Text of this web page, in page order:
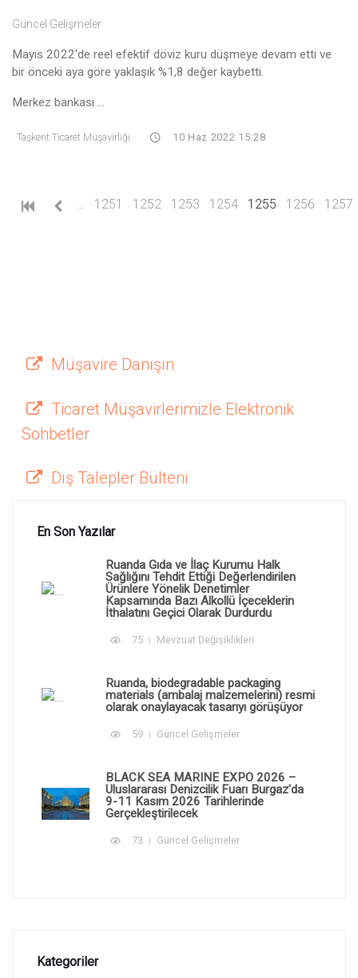
Güncel Gelişmeler
Mayıs 2022'de reel efektif döviz kuru düşmeye devam etti ve
bir önceki aya göre yaklaşık %1,8 değer kaybetti.
Merkez bankası ...
Taşkent Ticaret Müşavirliği 10 Haz 2022 15:28
1251 1252 1253 1254 1255 (current)
1256 1257
Müşavire Danışın
Ticaret Müşavirlerimizle Elektronik
Sohbetler
Dış Talepler Bülteni
En Son Yazılar
Ruanda Gıda ve İlaç Kurumu Halk
Sağlığını Tehdit Ettiği Değerlendirilen
Ürünlere Yönelik Denetimler
Kapsamında Bazı Alkollü İçeceklerin
İthalatını Geçici Olarak Durdurdu
75 Mevzuat Değişiklikleri
Ruanda, biodegradable packaging
materials (ambalaj malzemelerini) resmi
olarak onaylayacak tasarıyı görüşüyor
59 Güncel Gelişmeler
BLACK SEA MARINE EXPO 2026 –
Uluslararası Denizcilik Fuarı Burgaz'da
9-11 Kasım 2026 Tarihlerinde
Gerçekleştirilecek
73 Güncel Gelişmeler
Kategoriler